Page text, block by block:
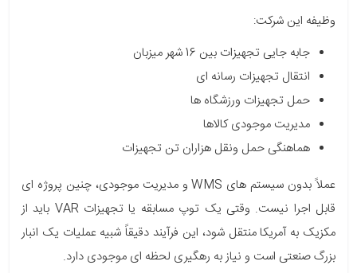
وظیفه این شرکت:
جابه جایی تجهیزات بین 16 شهر میزبان
انتقال تجهیزات رسانه ای
حمل تجهیزات ورزشگاه ها
مدیریت موجودی کالاها
هماهنگی حمل ونقل هزاران تن تجهیزات
عملاً بدون سیستم های WMS و مدیریت موجودی، چنین پروژه ای
قابل اجرا نیست. وقتی یک توپ مسابقه یا تجهیزات VAR باید از
مکزیک به آمریکا منتقل شود، این فرآیند دقیقاً شبیه عملیات یک انبار
بزرگ صنعتی است و نیاز به رهگیری لحظه ای موجودی دارد.